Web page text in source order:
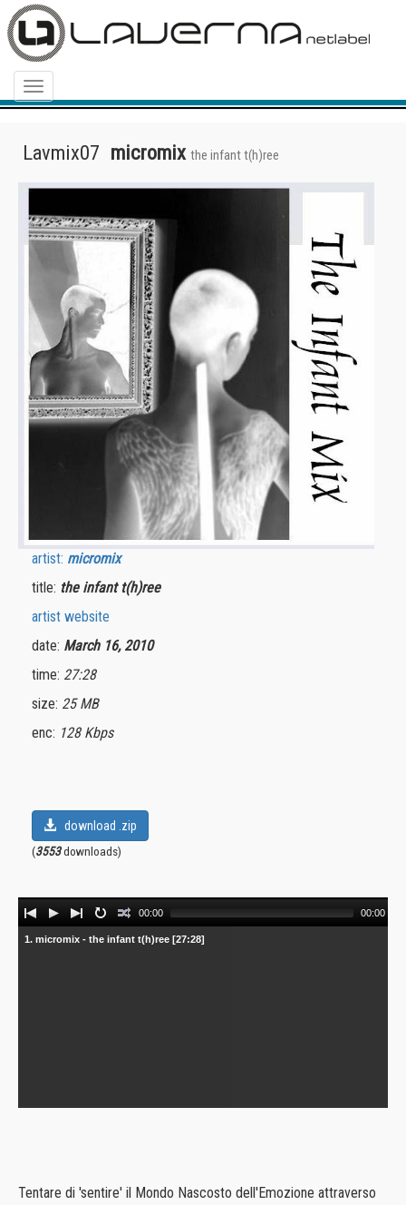
Menu
Lavmix07 micromix the infant t(h)ree
artist: micromix
title: the infant t(h)ree
artist website
date: March 16, 2010
time: 27:28
size: 25 MB
enc: 128 Kbps
download .zip
(3553downloads)
Audio
Player
1. micromix - the infant t(h)ree [27:28]
00:00 00:00
Tentare di 'sentire' il Mondo Nascosto dell'Emozione attraverso